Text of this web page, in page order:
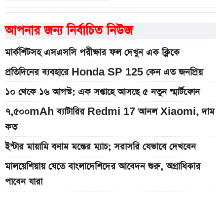
আপনার জন্য নির্বাচিত নিউজ
মার্কশিটসহ এসএসসি পরীক্ষার ফল দেখুন এক ক্লিকে
প্রতিদিনের ব্যবহারে Honda SP 125 কেন এত জনপ্রিয়
১০ থেকে ১৬ আগস্ট: এক সপ্তাহে আসছে ৫ নতুন স্মার্টফোন
৭,৫০০mAh ব্যাটারির Redmi 17 আনল Xiaomi, দাম
কত
ইন্টার মায়ামি বনাম মন্তের ম্যাচ; সরাসরি যেভাবে দেখবেন
মালয়েশিয়ায় যেতে বাংলাদেশিদের আবেদন শুরু, অগ্রাধিকার
পাবেন যারা